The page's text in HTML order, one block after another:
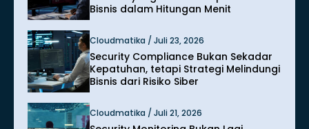
Bisnis dalam Hitungan Menit
Cloudmatika / Juli 23, 2026
Security Compliance Bukan Sekadar
Kepatuhan, tetapi Strategi Melindungi
Bisnis dari Risiko Siber
Cloudmatika / Juli 21, 2026